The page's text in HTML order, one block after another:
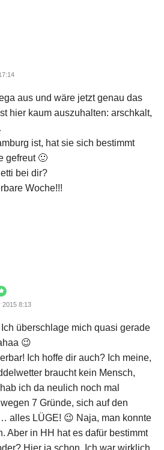
aus und wäre jetzt genau das
hier kaum auszuhalten: arschkalt,
ist, hat sie sich bestimmt
gefreut 🙂
bei dir?
Woche!!!
says:
2015 8:13
überschlage mich quasi gerade
😉
Ich hoffe dir auch? Ich meine,
braucht kein Mensch,
ich da neulich noch mal
7 Gründe, sich auf den
alles LÜGE! 😉 Naja, man konnte
Aber in HH hat es dafür bestimmt
Hier ja schon. Ich war wirklich